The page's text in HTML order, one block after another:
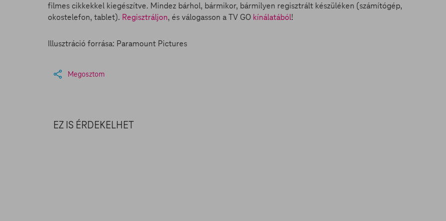
filmes cikkekkel kiegészítve. Mindez bárhol, bármikor, bármilyen regisztrált készüléken (számítógép,
okostelefon, tablet). Regisztráljon, és válogasson a TV GO kínálatából!
Illusztráció forrása: Paramount Pictures
Megosztom
EZ IS ÉRDEKELHET